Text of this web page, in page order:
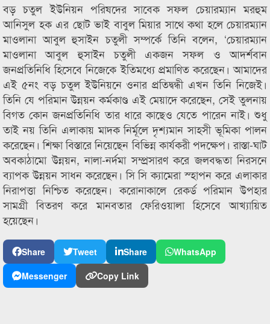
বড় চতুল ইউনিয়ন পরিষদের সাবেক সফল চেয়ারম্যান মরহুম
আনিসুল হক এর ছোট ভাই বাবুল মিয়ার সাথে কথা হলে চেয়ারম্যান
মাওলানা আবুল হুসাইন চতুলী সম্পর্কে তিনি বলেন, ‘চেয়ারম্যান
মাওলানা আবুল হুসাইন চতুলী একজন সফল ও আদর্শবান
জনপ্রতিনিধি হিসেবে নিজেকে ইতিমধ্যে প্রমাণিত করেছেন। আমাদের
এই ৫নং বড় চতুল ইউনিয়নে ওনার প্রতিদ্বন্ধী এখন তিনি নিজেই।
তিনি যে পরিমান উন্নয়ন কর্মকাণ্ড এই মেয়াদে করেছেন, সেই তুলনায়
বিগত কোন জনপ্রতিনিধি তার ধারে কাছেও যেতে পারেন নাই। শুধু
তাই নয় তিনি এলাকায় মাদক নির্মূলে দৃশ্যমান সাহসী ভূমিকা পালন
করেছেন। শিক্ষা বিস্তারে নিয়েছেন বিভিন্ন কার্যকরী পদক্ষেপ। রাস্তা-ঘাট
অবকাঠামো উন্নয়ন, নালা-নর্দমা সম্প্রসারণ করে জলবদ্ধতা নিরসনে
ব্যাপক উন্নয়ন সাধন করেছেন। সি সি ক্যামেরা স্হাপন করে এলাকার
নিরাপত্তা নিশ্চিত করেছেন। করোনাকালে রেকর্ড পরিমান উপহার
সামগ্রী বিতরণ করে মানবতার ফেরিওয়ালা হিসেবে আখ্যায়িত
হয়েছেন।
Share Tweet Share
WhatsApp
Messenger
Copy Link